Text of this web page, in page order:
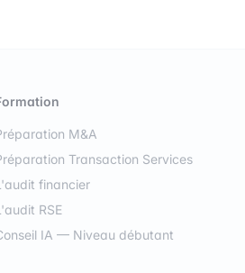
M&A
Transaction Services
financier
RSE
IA — Niveau débutant